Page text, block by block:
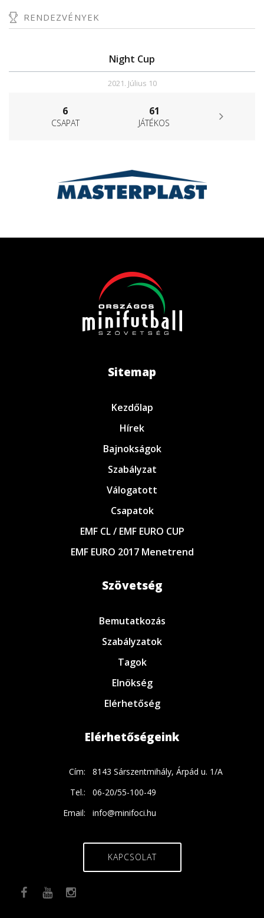
RENDEZVÉNYEK
Night Cup
2021. Július 10
6
CSAPAT
61
JÁTÉKOS
Sitemap
Kezdőlap
Hírek
Bajnokságok
Szabályzat
Válogatott
Csapatok
EMF CL / EMF EURO CUP
EMF EURO 2017 Menetrend
Szövetség
Bemutatkozás
Szabályzatok
Tagok
Elnökség
Elérhetőség
Elérhetőségeink
Cím:
8143 Sárszentmihály, Árpád u. 1/A
Tel.:
06-20/55-100-49
Email:
info@minifoci.hu
KAPCSOLAT